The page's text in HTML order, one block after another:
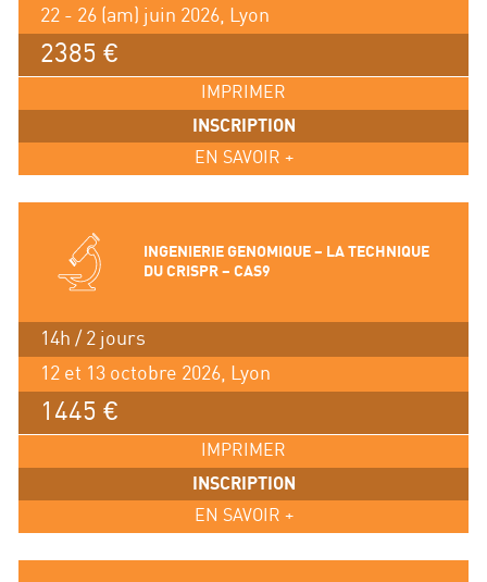
22 - 26 (am) juin 2026, Lyon
2385 €
IMPRIMER
INSCRIPTION
EN SAVOIR +
INGENIERIE GENOMIQUE – LA TECHNIQUE
DU CRISPR – CAS9
14h / 2 jours
12 et 13 octobre 2026, Lyon
1445 €
IMPRIMER
INSCRIPTION
EN SAVOIR +